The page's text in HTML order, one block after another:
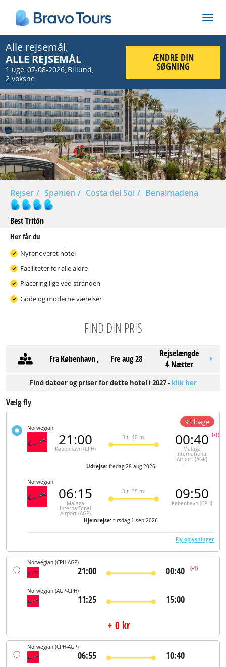
Alle rejsemål,
ALLE REJSEMÅL
1 uge,07-08-2026, Billund,
2 voksne
ÆNDRE DIN
SØGNING
Prev
Rejser Spanien Costa del Sol Benalmadena
Best Tritón
Her får du
Nyrenoveret hotel
Faciliteter for alle aldre
Placering lige ved stranden
Gode og moderne værelser
FIND DIN PRIS
FraKøbenhavn, fre aug 28
Rejselængde
4 Nætter
Find datoer og priser for dette hotel i 2027 - klik her
Vælg fly
Norwegian
21:00
København (CPH)
3 t. 40 m. 00:40
Malaga
International
Airport (AGP)
(+1)
Udrejse: fredag 28 aug 2026
Norwegian
06:15
Malaga
International
Airport (AGP)
3 t. 35 m. 09:50
København (CPH)
Hjemrejse: tirsdag 1 sep 2026
9 tilbage
Fly oplysninger
Norwegian (CPH-AGP)
21:00 00:40 (+1)
Norwegian (AGP-CPH)
11:25 15:00
+ 0 kr
Norwegian (CPH-AGP)
06:55 10:40